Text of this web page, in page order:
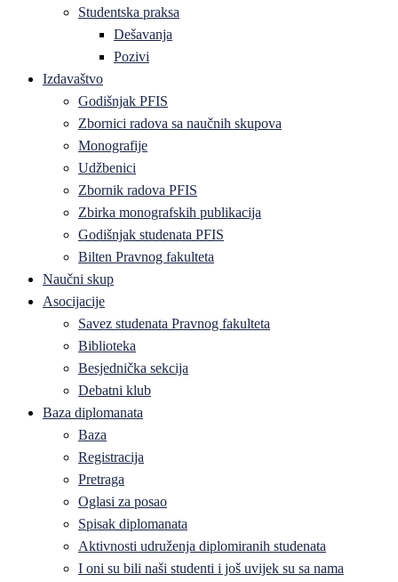
Studentska praksa
Dešavanja
Pozivi
Izdavaštvo
Godišnjak PFIS
Zbornici radova sa naučnih skupova
Monografije
Udžbenici
Zbornik radova PFIS
Zbirka monografskih publikacija
Godišnjak studenata PFIS
Bilten Pravnog fakulteta
Naučni skup
Asocijacije
Savez studenata Pravnog fakulteta
Biblioteka
Besjednička sekcija
Debatni klub
Baza diplomanata
Baza
Registracija
Pretraga
Oglasi za posao
Spisak diplomanata
Aktivnosti udruženja diplomiranih studenata
I oni su bili naši studenti i još uvijek su sa nama